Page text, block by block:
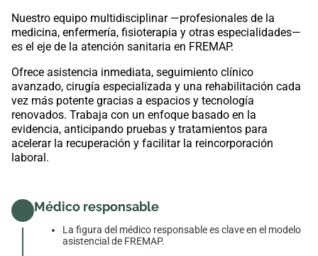
900 61 00
Trabajadores
Autónomos
Proveedores
Nuestro equipo multidisciplinar —profesionales de la
medicina, enfermería, fisioterapia y otras especialidades—
es el eje de la atención sanitaria en FREMAP.
Ofrece asistencia inmediata, seguimiento clínico
avanzado, cirugía especializada y una rehabilitación cada
vez más potente gracias a espacios y tecnología
renovados. Trabaja con un enfoque basado en la
evidencia, anticipando pruebas y tratamientos para
acelerar la recuperación y facilitar la reincorporación
laboral.
Médico responsable
La figura del médico responsable es clave en el modelo
asistencial de FREMAP.